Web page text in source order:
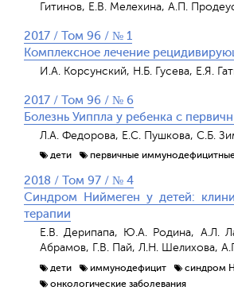
Гитинов, Е.В. Мелехина, А.П.
2017 / Том 96 / № 1
Комплексное лечение
И.А. Корсунский, Н.Б. Гусева, Е.Я.
2017 / Том 96 / № 6
Болезнь Уиппла у ребенка с
Л.А. Федорова, Е.С. Пушкова, С.Б.
дети первичные
2018 / Том 97 / № 4
Синдром Ниймеген у детей:
терапии
Е.В. Дерипапа, Ю.А. Родина, А.Л.
Абрамов, Г.В. Пай, Л.Н. Шелихова,
дети иммунодефицит синдром
онкологические заболевания